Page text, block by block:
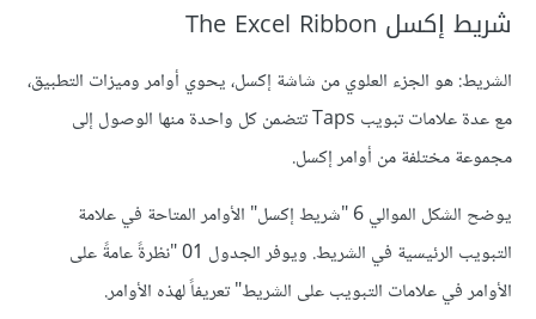
شريط إكسل The Excel Ribbon
الشريط: هو الجزء العلوي من شاشة إكسل، يحوي أوامر وميزات التطبيق،
مع عدة علامات تبويب Taps تتضمن كل واحدة منها الوصول إلى
مجموعة مختلفة من أوامر إكسل.
يوضح الشكل الموالي 6 "شريط إكسل" الأوامر المتاحة في علامة
التبويب الرئيسية في الشريط. ويوفر الجدول 01 "نظرةً عامةً على
الأوامر في علامات التبويب على الشريط" تعريفاً لهذه الأوامر.